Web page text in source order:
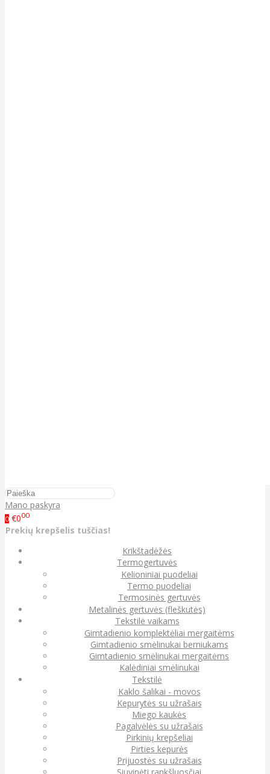
Mano paskyra
0 €000
Prekių krepšelis tuščias!
Krikštadėžės
Termogertuvės
Kelioniniai puodeliai
Termo puodeliai
Termosinės gertuvės
Metalinės gertuvės (fleškutės)
Tekstilė vaikams
Gimtadienio komplektėliai mergaitėms
Gimtadienio smėlinukai berniukams
Gimtadienio smėlinukai mergaitėms
Kalėdiniai smėlinukai
Tekstilė
Kaklo šalikai - movos
Kepurytės su užrašais
Miego kaukės
Pagalvėlės su užrašais
Pirkinių krepšeliai
Pirties kepurės
Prijuostės su užrašais
Siuvinėti rankšluosčiai